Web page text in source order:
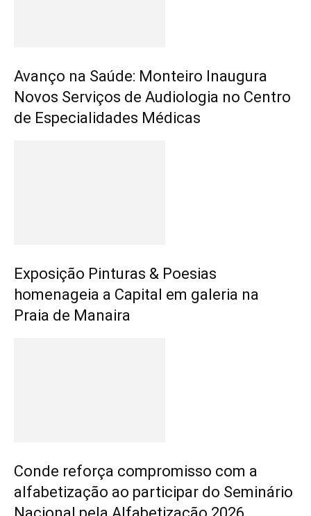
Avanço na Saúde: Monteiro Inaugura
Novos Serviços de Audiologia no Centro
de Especialidades Médicas
Exposição Pinturas & Poesias
homenageia a Capital em galeria na
Praia de Manaira
Conde reforça compromisso com a
alfabetização ao participar do Seminário